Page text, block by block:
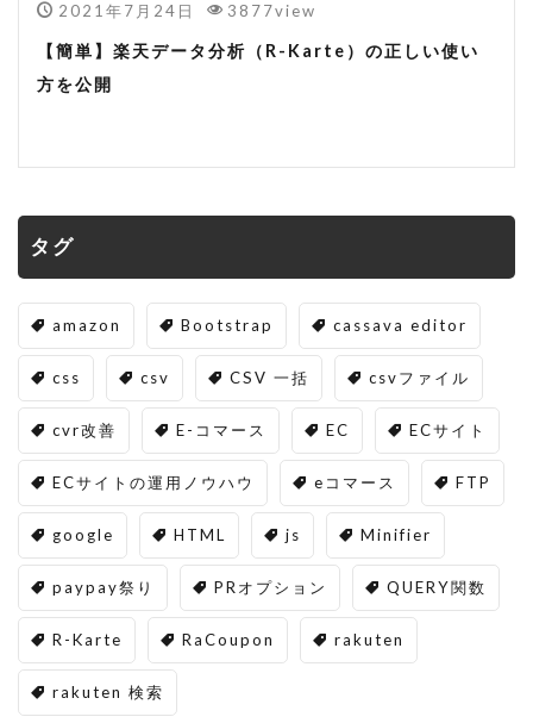
2021年7月24日 3877view
【簡単】楽天データ分析（R-Karte）の正しい使い
方を公開
タグ
amazon Bootstrap cassava editor
css csv CSV 一括 csvファイル
cvr改善 E-コマース EC ECサイト
ECサイトの運用ノウハウ eコマース FTP
google HTML js Minifier
paypay祭り PRオプション QUERY関数
R-Karte RaCoupon rakuten
rakuten 検索